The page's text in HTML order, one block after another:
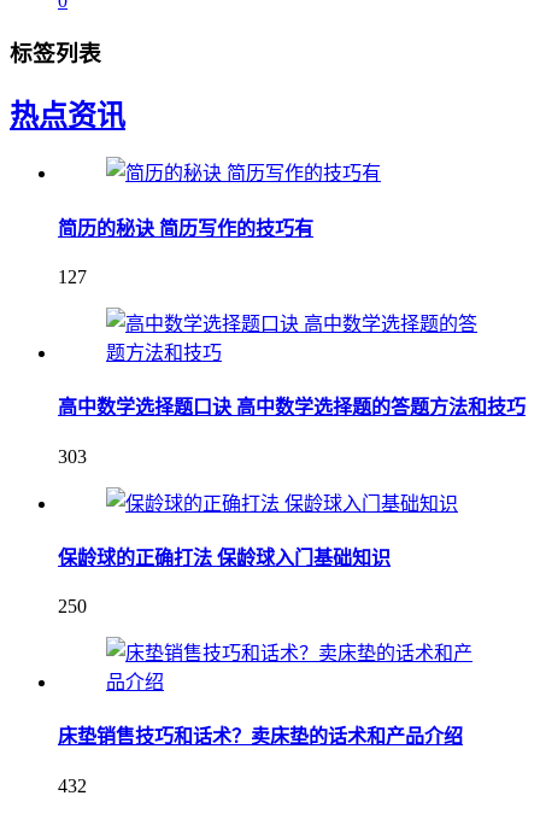
标签列表
热点资讯
简历的秘诀 简历写作的技巧有
127
高中数学选择题口诀 高中数学选择题的答题方法和技巧
303
保龄球的正确打法 保龄球入门基础知识
250
床垫销售技巧和话术？卖床垫的话术和产品介绍
432